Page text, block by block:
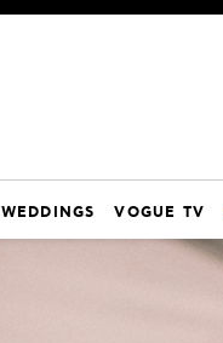
WEDDINGS VOGUE TV